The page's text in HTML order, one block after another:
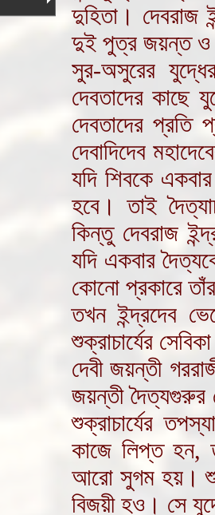
দুহিতা। দেবরাজ
দুই পুত্র জয়ন্ত ও
সুর-অসুরের
দেবতাদের কাছে
দেবতাদের প্রতি
দেবাদিদেব
যদি শিবকে
হবে। তাই
কিন্তু দেবরাজ
যদি একবার
কোনো প্রকারে
তখন ইন্দ্রদেব
শুক্রাচার্যের
দেবী জয়ন্তী
জয়ন্তী দৈত্যগুরুর
শুক্রাচার্যের
কাজে লিপ্ত হন,
আরো সুগম হয়।
বিজয়ী হও। সে